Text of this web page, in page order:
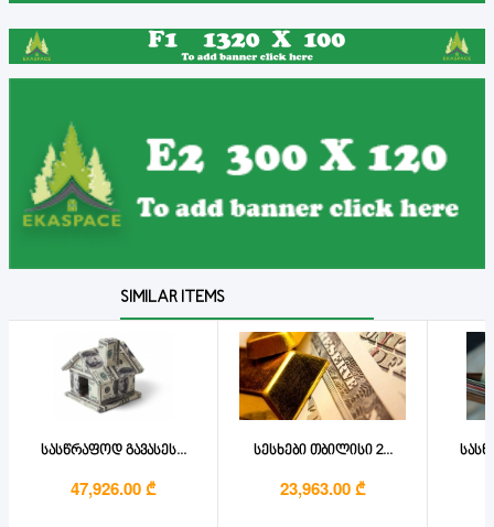
SIMILAR ITEMS
სასწრაფოდ გავასეს...
47,926.00 ₾
სესხები თბილისი 2...
23,963.00 ₾